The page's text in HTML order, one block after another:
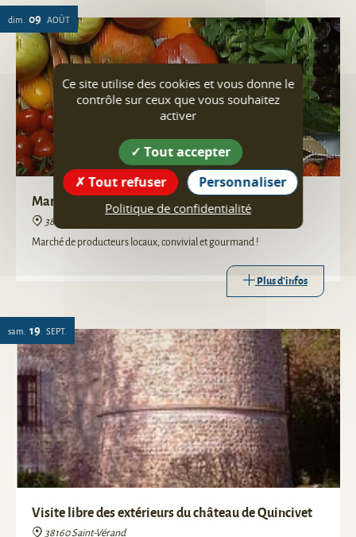
dim. 09 AOÛT
Marché de Producteurs locaux
38160 Saint-Vérand
Marché de producteurs locaux, convivial et gourmand !
Plus d'infos
sam. 19 SEPT.
Visite libre des extérieurs du château de Quincivet
Ce site utilise des cookies et vous donne le
contrôle sur ceux que vous souhaitez
activer
Tout accepter
Tout refuser
Personnaliser
Politique de confidentialité